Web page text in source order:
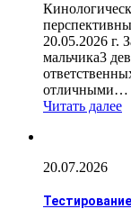
20.05.2026 г.
мальчика3
отличными…
Читать далее
20.07.2026
Тестирование